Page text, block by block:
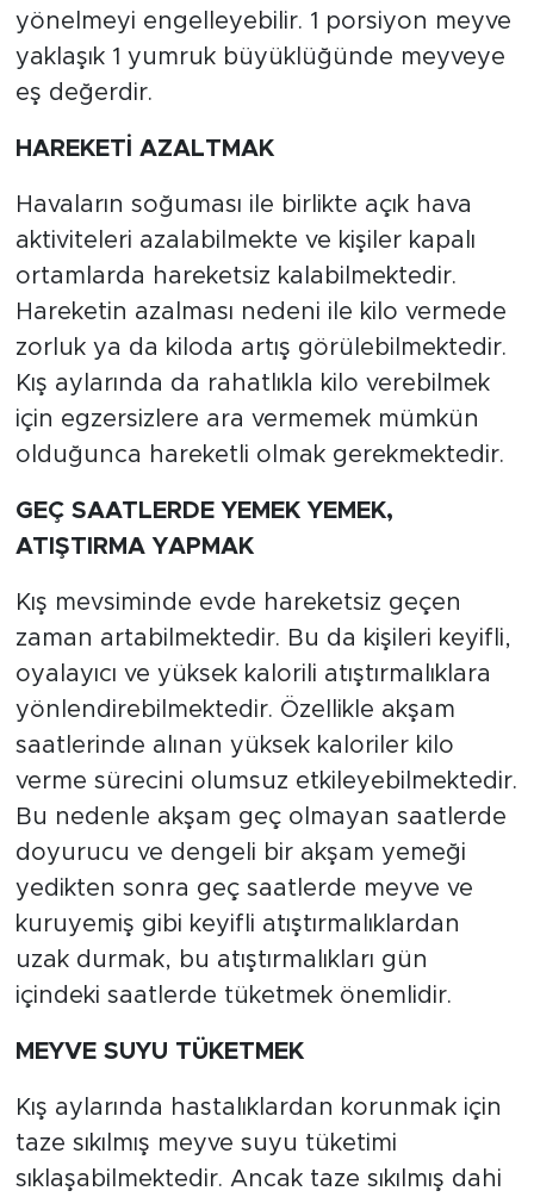
yönelmeyi engelleyebilir. 1 porsiyon meyve
yaklaşık 1 yumruk büyüklüğünde meyveye
eş değerdir.
HAREKETİ AZALTMAK
Havaların soğuması ile birlikte açık hava
aktiviteleri azalabilmekte ve kişiler kapalı
ortamlarda hareketsiz kalabilmektedir.
Hareketin azalması nedeni ile kilo vermede
zorluk ya da kiloda artış görülebilmektedir.
Kış aylarında da rahatlıkla kilo verebilmek
için egzersizlere ara vermemek mümkün
olduğunca hareketli olmak gerekmektedir.
GEÇ SAATLERDE YEMEK YEMEK,
ATIŞTIRMA YAPMAK
Kış mevsiminde evde hareketsiz geçen
zaman artabilmektedir. Bu da kişileri keyifli,
oyalayıcı ve yüksek kalorili atıştırmalıklara
yönlendirebilmektedir. Özellikle akşam
saatlerinde alınan yüksek kaloriler kilo
verme sürecini olumsuz etkileyebilmektedir.
Bu nedenle akşam geç olmayan saatlerde
doyurucu ve dengeli bir akşam yemeği
yedikten sonra geç saatlerde meyve ve
kuruyemiş gibi keyifli atıştırmalıklardan
uzak durmak, bu atıştırmalıkları gün
içindeki saatlerde tüketmek önemlidir.
MEYVE SUYU TÜKETMEK
Kış aylarında hastalıklardan korunmak için
taze sıkılmış meyve suyu tüketimi
sıklaşabilmektedir. Ancak taze sıkılmış dahi